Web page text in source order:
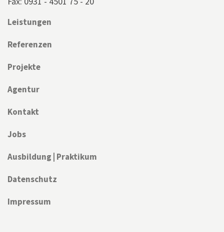
Leistungen
Referenzen
Projekte
Agentur
Kontakt
Jobs
Ausbildung | Praktikum
Datenschutz
Impressum